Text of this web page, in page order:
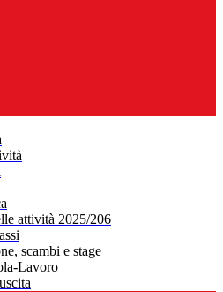
attività 2025/206
scambi e stage
Lavoro